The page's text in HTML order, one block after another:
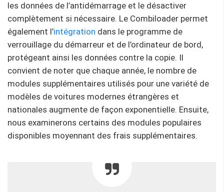
les données de l’antidémarrage et le désactiver
complètement si nécessaire. Le Combiloader permet
également l’intégration dans le programme de
verrouillage du démarreur et de l’ordinateur de bord,
protégeant ainsi les données contre la copie. Il
convient de noter que chaque année, le nombre de
modules supplémentaires utilisés pour une variété de
modèles de voitures modernes étrangères et
nationales augmente de façon exponentielle. Ensuite,
nous examinerons certains des modules populaires
disponibles moyennant des frais supplémentaires.